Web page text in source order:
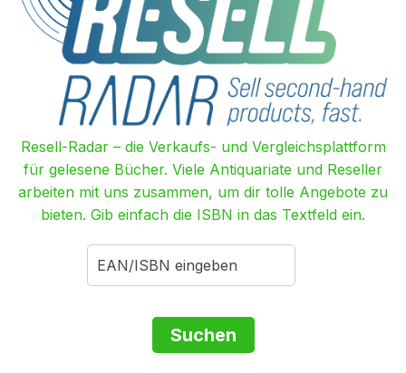
Resell-Radar – die Verkaufs- und Vergleichsplattform
für gelesene Bücher. Viele Antiquariate und Reseller
arbeiten mit uns zusammen, um dir tolle Angebote zu
bieten. Gib einfach die ISBN in das Textfeld ein.